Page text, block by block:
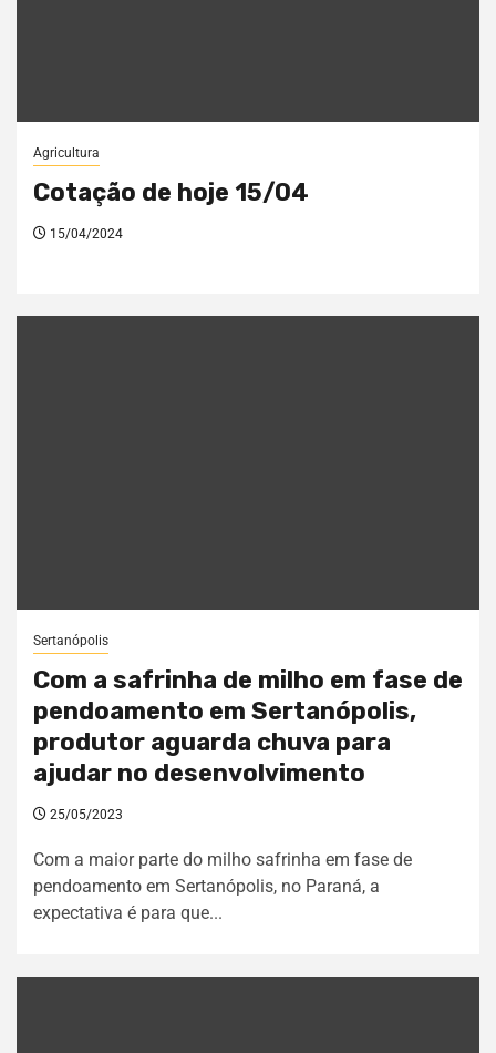
Agricultura
Cotação de hoje 15/04
15/04/2024
Sertanópolis
Com a safrinha de milho em fase de
pendoamento em Sertanópolis,
produtor aguarda chuva para
ajudar no desenvolvimento
25/05/2023
Com a maior parte do milho safrinha em fase de
pendoamento em Sertanópolis, no Paraná, a
expectativa é para que...